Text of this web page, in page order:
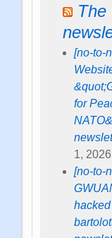
The
[no-to-
for
1, 2026
[no-to-